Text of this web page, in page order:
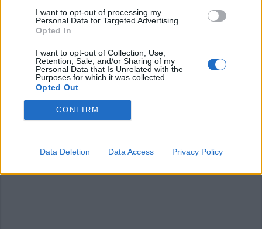
I want to opt-out of processing my
Personal Data for Targeted Advertising.
Opted In
I want to opt-out of Collection, Use,
Retention, Sale, and/or Sharing of my
Personal Data that Is Unrelated with the
Purposes for which it was collected.
Opted Out
CONFIRM
Data Deletion Data Access Privacy Policy
Commenti
Accedioregistratiper commentare questo
L'email è richiesta ma non verrà mostrata ai visitatori. Il contenuto di questo
commento esprime il pensiero dell'autore e non rappresenta la linea editoriale
di VareseNews.it, che rimane autonoma e indipendente. I messaggi inclusi nei
commenti non sono testi giornalistici, ma post inviati dai singoli lettori che
possono essere automaticamente pubblicati senza filtro preventivo. I commenti
che includano uno o più link a siti esterni verranno rimossi in automatico dal